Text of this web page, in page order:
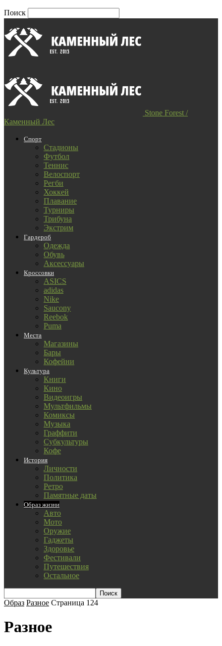
Поиск
Stone Forest /
Каменный Лес
Спорт
Стадионы
Футбол
Теннис
Велоспорт
Регби
Хоккей
Плавание
Турниры
Трибуна
Экстрим
Гардероб
Одежда
Обувь
Аксессуары
Кроссовки
ASICS
adidas
Nike
Saucony
Reebok
Puma
Места
Магазины
Бары
Кофейни
Культура
Книги
Кино
Видеоигры
Мультфильмы
Комиксы
Музыка
Граффити
Субкультуры
Кофе
История
Личности
Политика
Ретро
Памятные даты
Образ жизни
Авто
Мото
Оружие
Гаджеты
Здоровье
Фестивали
Путешествия
Остальное
Образ Разное Страница 124
Разное